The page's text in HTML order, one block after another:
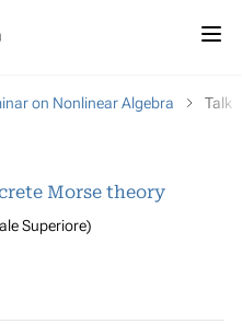
on Nonlinear Algebra Talk
Morse theory
Superiore)